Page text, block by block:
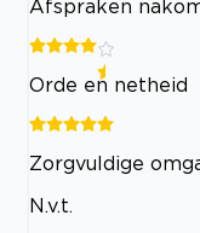
Afspraken
Orde en netheid
Zorgvuldige
N.v.t.